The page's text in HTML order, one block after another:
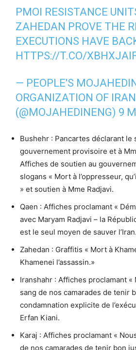
PMOI RESISTANCE
ZAHEDAN PROVE THE
EXECUTIONS HAVE
HTTPS://T.CO/
— PEOPLE'S
ORGANIZATION OF
(@MOJAHEDINENG) 9
Bushehr : Pancartes déclarant le
gouvernement provisoire et à
Affiches de soutien au
slogans « Mort à l’oppresseur,
» et soutien à Mme Radjavi.
Qaen : Affiches proclamant «
avec Maryam Radjavi – la
est le seul moyen de sauver
Zahedan : Graffitis « Mort à
Khamenei l’assassin.»
Iranshahr : Affiches proclamant
sang de nos camarades de tenir
condamnation explicite de
Erfan Kiani.
Karaj : Affiches proclamant «
de nos camarades de tenir bon